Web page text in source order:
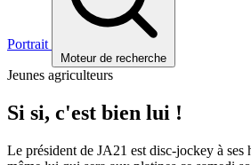
Portrait
Moteur de recherche
Jeunes agriculteurs
Si si, c'est bien lui !
Le président de JA21 est disc-jockey à ses